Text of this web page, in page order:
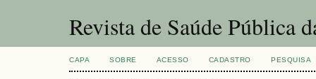
Revista de Saúde Pública
CAPA SOBRE ACESSO CADASTRO PESQUISA